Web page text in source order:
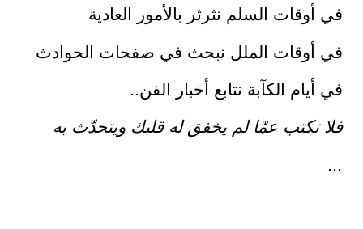
في أوقات السلم نثرثر بالأمور العادية
في أوقات الملل نبحث في صفحات الحوادث
في أيام الكآبة نتابع أخبار الفن..
فلا تكتب عمّا لم يخفق له قلبك ويتحدّث به
...